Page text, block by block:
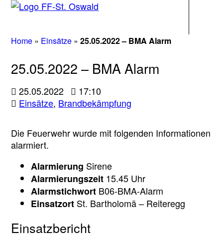
Home » Einsätze »25.05.2022 – BMA Alarm
25.05.2022 – BMA Alarm
25.05.2022
17:10
Einsätze, Brandbekämpfung
Die Feuerwehr wurde mit folgenden Informationen
alarmiert.
Alarmierung Sirene
Alarmierungszeit 15.45 Uhr
Alarmstichwort B06-BMA-Alarm
Einsatzort St. Bartholomä – Reiteregg
Einsatzbericht